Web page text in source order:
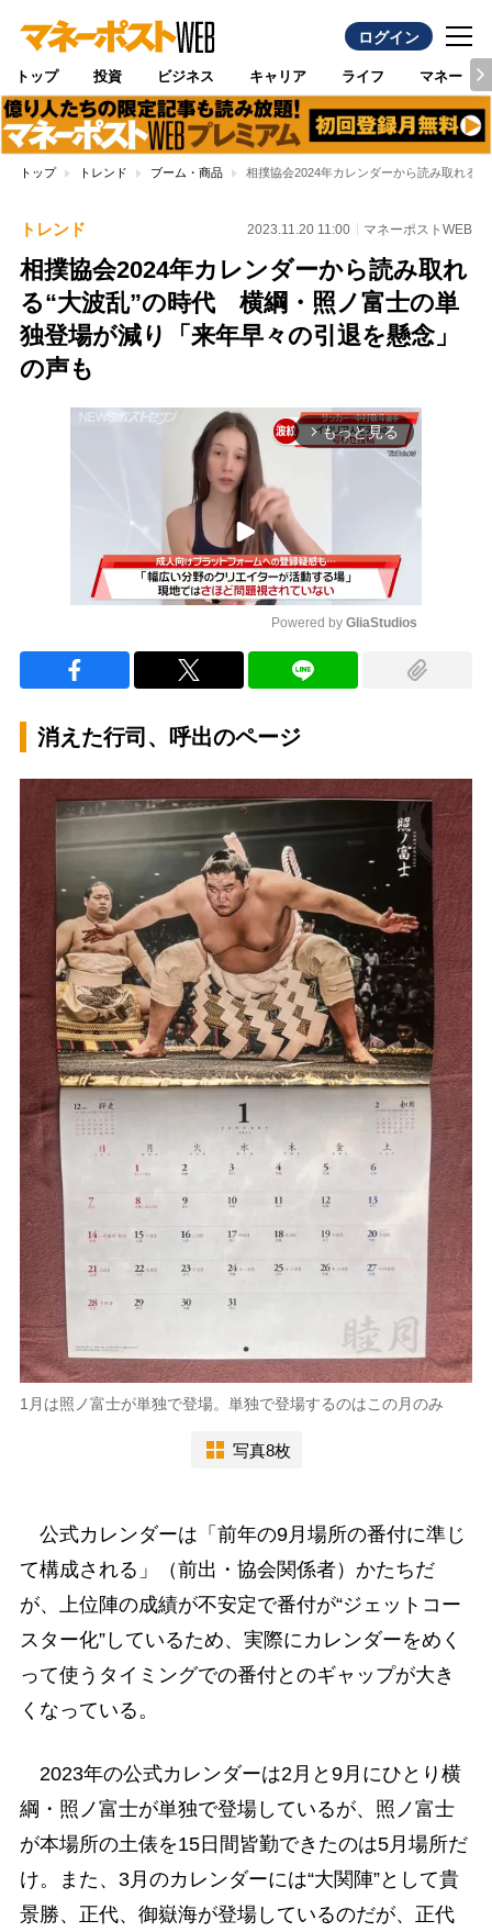
ログイン
トップ 投資 ビジネス キャリア ライフ マネー
トップ トレンド ブーム・商品 相撲協会2024年カレンダーから読み取れる
トレンド 2023.11.20 11:00 マネーポストWEB
相撲協会2024年カレンダーから読み取れ
る“大波乱”の時代 横綱・照ノ富士の単
独登場が減り「来年早々の引退を懸念」
の声も
arrow_forward_ios もっと見る
Powered by GliaStudios
消えた行司、呼出のページ
1月は照ノ富士が単独で登場。単独で登場するのはこの月のみ
写真8枚
公式カレンダーは「前年の9月場所の番付に準じ
て構成される」（前出・協会関係者）かたちだ
が、上位陣の成績が不安定で番付が“ジェットコー
スター化”しているため、実際にカレンダーをめく
って使うタイミングでの番付とのギャップが大き
くなっている。
2023年の公式カレンダーは2月と9月にひとり横
綱・照ノ富士が単独で登場しているが、照ノ富士
が本場所の土俵を15日間皆勤できたのは5月場所だ
け。また、3月のカレンダーには“大関陣”として貴
景勝、正代、御嶽海が登場しているのだが、正代